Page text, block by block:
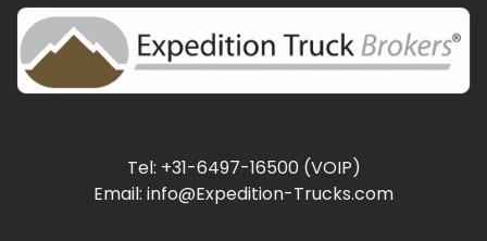
Tel: +31-6497-16500 (VOIP)
Email: info@Expedition-Trucks.com